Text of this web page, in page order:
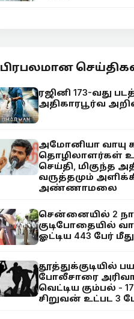
பிரபலமான
ரஜினி 173-வது
அதிகாரபூர்வ
அமோனியா வாயு
தொழிலாளர்கள்
செய்தி, மிகுந்த
வருத்தமும்
அண்ணாமலை
சென்னையில் 2
குடிபோதையில்
ஓட்டிய 443 பேர்
தூத்துக்குடியில்
போலீசாரை
வெட்டிய கும்பல் -
சிறுவன் உட்பட 3